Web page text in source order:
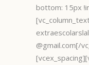
bottom: 15px
@gmail.com[/